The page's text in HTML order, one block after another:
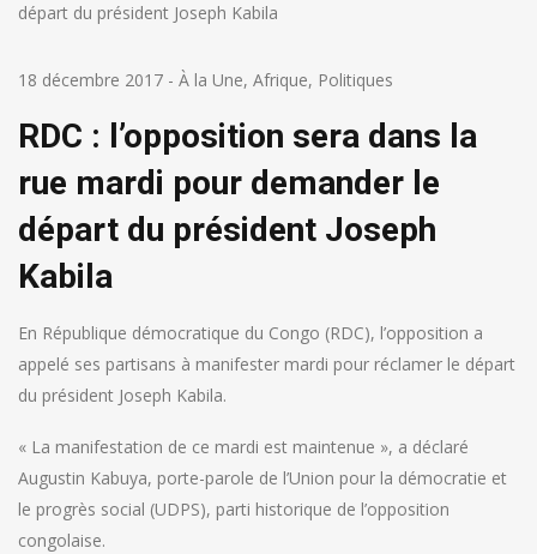
départ du président Joseph Kabila
18 décembre 2017 - À la Une, Afrique, Politiques
RDC : l’opposition sera dans la
rue mardi pour demander le
départ du président Joseph
Kabila
En République démocratique du Congo (RDC), l’opposition a
appelé ses partisans à manifester mardi pour réclamer le départ
du président Joseph Kabila.
« La manifestation de ce mardi est maintenue », a déclaré
Augustin Kabuya, porte-parole de l’Union pour la démocratie et
le progrès social (UDPS), parti historique de l’opposition
congolaise.